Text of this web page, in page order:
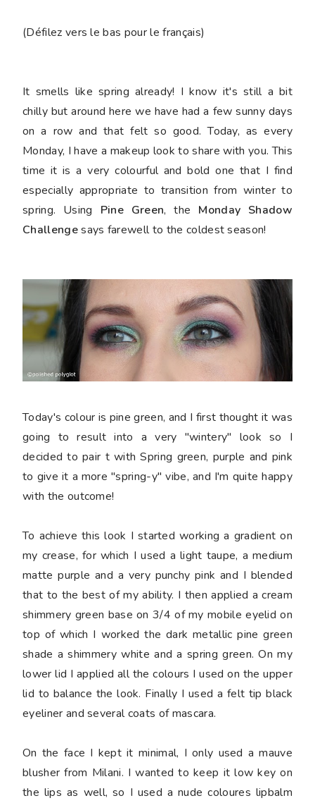
(Défilez vers le bas pour le français)
It smells like spring already! I know it's still a bit
chilly but around here we have had a few sunny days
on a row and that felt so good. Today, as every
Monday, I have a makeup look to share with you. This
time it is a very colourful and bold one that I find
especially appropriate to transition from winter to
spring. Using Pine Green, the Monday Shadow
Challengesays farewell to the coldest season!
Today's colour is pine green, and I first thought it was
going to result into a very "wintery" look so I
decided to pair t with Spring green, purple and pink
to give it a more "spring-y" vibe, and I'm quite happy
with the outcome!
To achieve this look I started working a gradient on
my crease, for which I used a light taupe, a medium
matte purple and a very punchy pink and I blended
that to the best of my ability. I then applied a cream
shimmery green base on 3/4 of my mobile eyelid on
top of which I worked the dark metallic pine green
shade a shimmery white and a spring green. On my
lower lid I applied all the colours I used on the upper
lid to balance the look. Finally I used a felt tip black
eyeliner and several coats of mascara.
On the face I kept it minimal, I only used a mauve
blusher from Milani. I wanted to keep it low key on
the lips as well, so I used a nude coloures lipbalm